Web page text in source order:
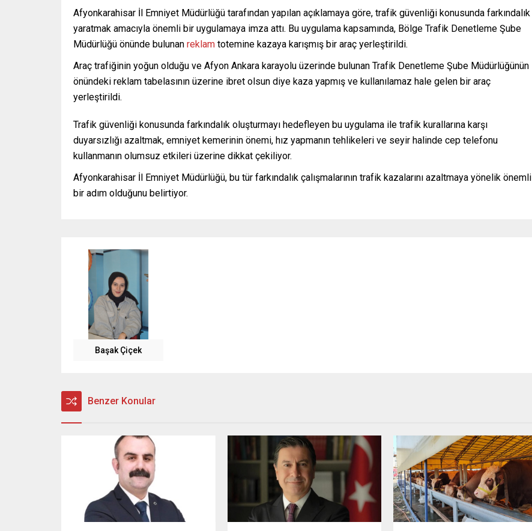
Afyonkarahisar İl Emniyet Müdürlüğü tarafından yapılan açıklamaya göre, trafik güvenliği konusunda farkındalık
yaratmak amacıyla önemli bir uygulamaya imza attı. Bu uygulama kapsamında, Bölge Trafik Denetleme Şube
Müdürlüğü önünde bulunan reklam totemine kazaya karışmış bir araç yerleştirildi.
Araç trafiğinin yoğun olduğu ve Afyon Ankara karayolu üzerinde bulunan Trafik Denetleme Şube Müdürlüğünün
önündeki reklam tabelasının üzerine ibret olsun diye kaza yapmış ve kullanılamaz hale gelen bir araç
yerleştirildi.
Trafik güvenliği konusunda farkındalık oluşturmayı hedefleyen bu uygulama ile trafik kurallarına karşı
duyarsızlığı azaltmak, emniyet kemerinin önemi, hız yapmanın tehlikeleri ve seyir halinde cep telefonu
kullanmanın olumsuz etkileri üzerine dikkat çekiliyor.
Afyonkarahisar İl Emniyet Müdürlüğü, bu tür farkındalık çalışmalarının trafik kazalarını azaltmaya yönelik önemli
bir adım olduğunu belirtiyor.
Başak Çiçek
Benzer Konular